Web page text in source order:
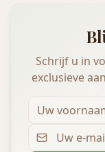
Schrijf u in
exclusieve